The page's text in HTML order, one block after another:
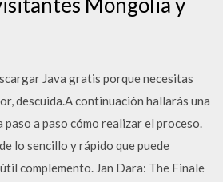
Java gratis porque necesitas
descuida.A continuación hallarás una
a paso cómo realizar el proceso.
lo sencillo y rápido que puede
complemento. Jan Dara: The Finale